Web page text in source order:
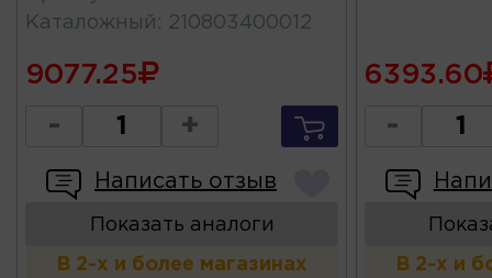
Каталожный : 210803400012
9077.25
- +
Написать отзыв
Показать аналоги
В 2-х и более магазинах
6393.60
-
В 2-х и